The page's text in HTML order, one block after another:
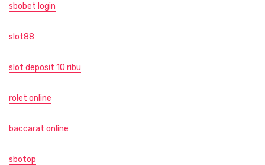
sbobet login
slot88
slot deposit 10 ribu
rolet online
baccarat online
sbotop